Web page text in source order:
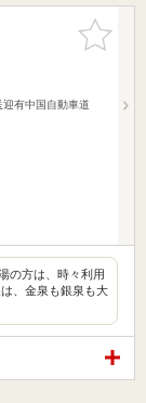
お気に入
りに追加
迎有中国自動車道
の方は、時々利用
、金泉も銀泉も大